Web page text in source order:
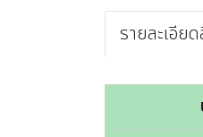
รายละเอีย